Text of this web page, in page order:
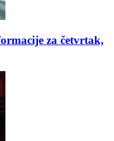
za četvrtak,